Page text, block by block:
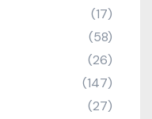
(17)
(58)
(26)
(147)
(27)